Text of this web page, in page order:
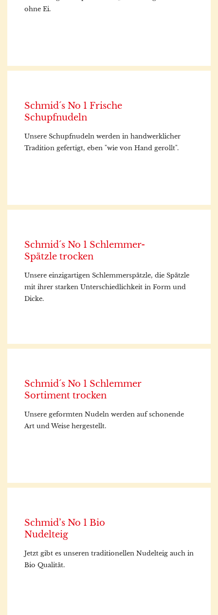
ohne Ei.
Schmid´s No 1 Frische
Schupfnudeln
Unsere Schupfnudeln werden in handwerklicher
Tradition gefertigt, eben "wie von Hand gerollt".
Schmid´s No 1 Schlemmer-
Spätzle trocken
Unsere einzigartigen Schlemmerspätzle, die Spätzle
mit ihrer starken Unterschiedlichkeit in Form und
Dicke.
Schmid´s No 1 Schlemmer
Sortiment trocken
Unsere geformten Nudeln werden auf schonende
Art und Weise hergestellt.
Schmid’s No 1 Bio
Nudelteig
Jetzt gibt es unseren traditionellen Nudelteig auch in
Bio Qualität.